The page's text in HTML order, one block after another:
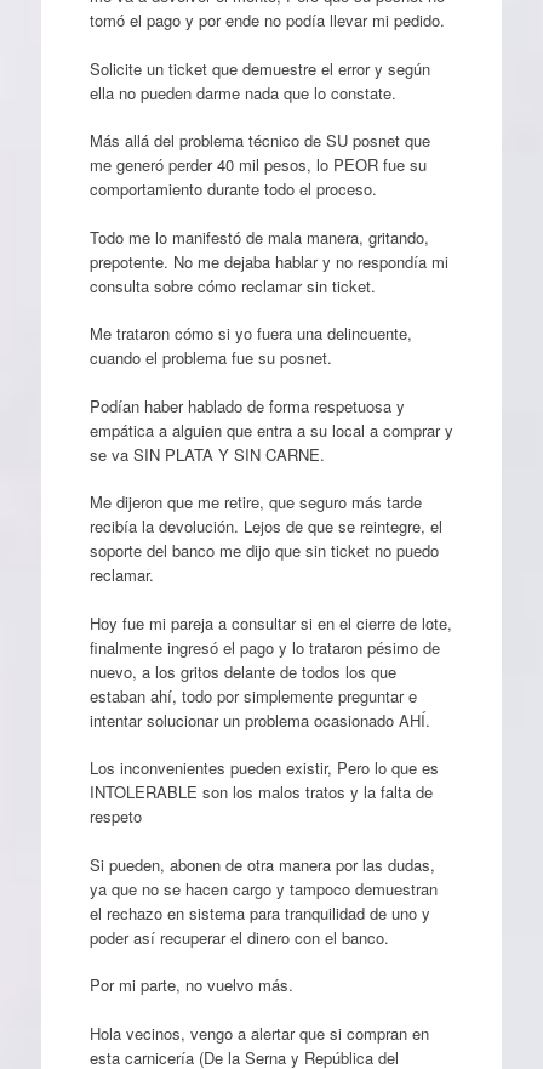
tomó el pago y por ende no podía llevar mi pedido.
Solicite un ticket que demuestre el error y según
ella no pueden darme nada que lo constate.
Más allá del problema técnico de SU posnet que
me generó perder 40 mil pesos, lo PEOR fue su
comportamiento durante todo el proceso.
Todo me lo manifestó de mala manera, gritando,
prepotente. No me dejaba hablar y no respondía mi
consulta sobre cómo reclamar sin ticket.
Me trataron cómo si yo fuera una delincuente,
cuando el problema fue su posnet.
Podían haber hablado de forma respetuosa y
empática a alguien que entra a su local a comprar y
se va SIN PLATA Y SIN CARNE.
Me dijeron que me retire, que seguro más tarde
recibía la devolución. Lejos de que se reintegre, el
soporte del banco me dijo que sin ticket no puedo
reclamar.
Hoy fue mi pareja a consultar si en el cierre de lote,
finalmente ingresó el pago y lo trataron pésimo de
nuevo, a los gritos delante de todos los que
estaban ahí, todo por simplemente preguntar e
intentar solucionar un problema ocasionado AHÍ.
Los inconvenientes pueden existir, Pero lo que es
INTOLERABLE son los malos tratos y la falta de
respeto
Si pueden, abonen de otra manera por las dudas,
ya que no se hacen cargo y tampoco demuestran
el rechazo en sistema para tranquilidad de uno y
poder así recuperar el dinero con el banco.
Por mi parte, no vuelvo más.
Hola vecinos, vengo a alertar que si compran en
esta carnicería (De la Serna y República del